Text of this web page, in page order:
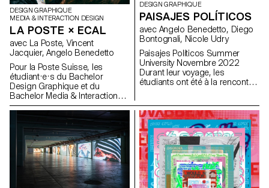
DESIGN GRAPHIQUE
MEDIA & INTERACTION DESIGN
LA POSTE × ECAL
avec La Poste, Vincent
Jacquier, Angelo Benedetto
Pour la Poste Suisse, les
étudiant·e·s du Bachelor
Design Graphique et du
Bachelor Media & Interaction
Design de l’ECAL créent un
timbre-poste réalisé à partir
d’une intelligence artificielle.
Grâce à la réalité augmentée,
Metascape, transporte les
client·e·s de la Poste dans un
univers imaginaire et poétique
vers une destination qui
demeure insaisissable.
DESIGN GRAPHIQUE
PAISAJES POLÍTICOS
avec Angelo Benedetto, Diego
Bontognali, Nicole Udry
Paisajes Políticos Summer
University Novembre 2022
Durant leur voyage, les
étudiants ont été à la rencontre
culturels comme le Suizspacio,
Pablo Suazo, Ciudad Abierta,
Universidad Publica, Gam,
Naranja Publicaciones, Tipo
Movil.